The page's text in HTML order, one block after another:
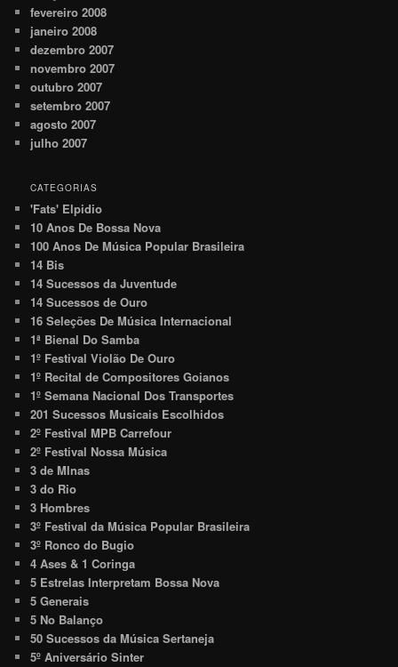
fevereiro 2008
janeiro 2008
dezembro 2007
novembro 2007
outubro 2007
setembro 2007
agosto 2007
julho 2007
CATEGORIAS
'Fats' Elpidio
10 Anos De Bossa Nova
100 Anos De Música Popular Brasileira
14 Bis
14 Sucessos da Juventude
14 Sucessos de Ouro
16 Seleções De Música Internacional
1ª Bienal Do Samba
1º Festival Violão De Ouro
1º Recital de Compositores Goianos
1º Semana Nacional Dos Transportes
201 Sucessos Musicais Escolhidos
2º Festival MPB Carrefour
2º Festival Nossa Música
3 de MInas
3 do Rio
3 Hombres
3º Festival da Música Popular Brasileira
3º Ronco do Bugio
4 Ases & 1 Coringa
5 Estrelas Interpretam Bossa Nova
5 Generais
5 No Balanço
50 Sucessos da Música Sertaneja
5º Aniversário Sinter